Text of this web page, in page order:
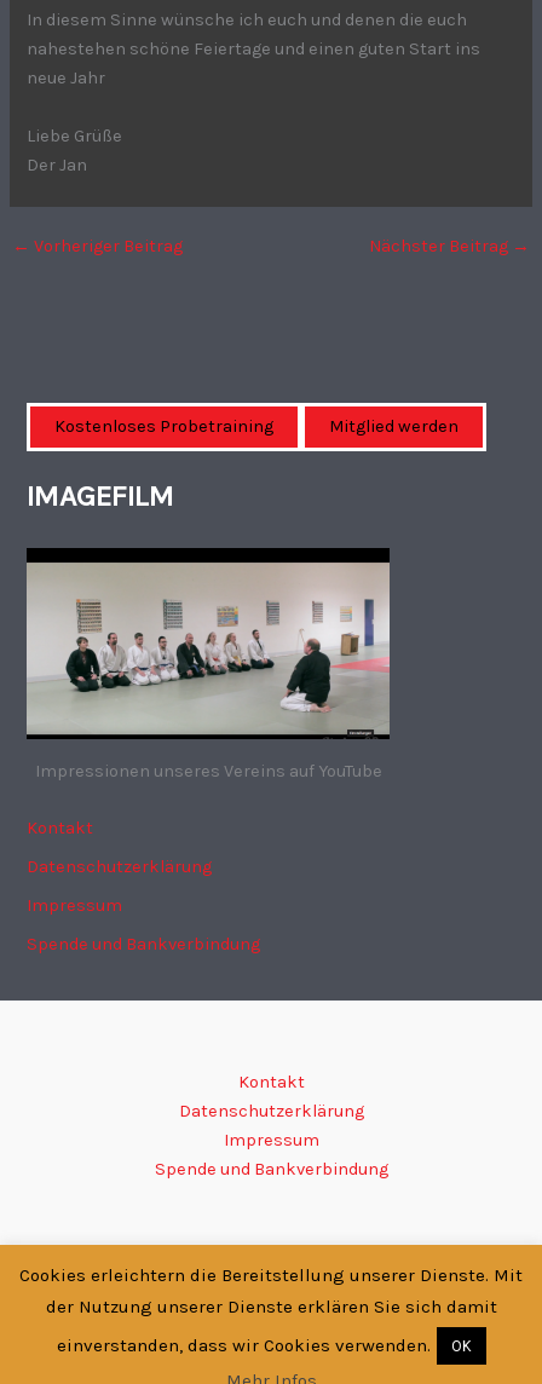
In diesem Sinne wünsche ich euch und denen die euch
nahestehen schöne Feiertage und einen guten Start ins
neue Jahr
Liebe Grüße
Der Jan
← Vorheriger Beitrag Nächster Beitrag →
Kostenloses Probetraining Mitglied werden
IMAGEFILM
Impressionen unseres Vereins auf YouTube
Kontakt
Datenschutzerklärung
Impressum
Spende und Bankverbindung
Kontakt
Datenschutzerklärung
Impressum
Spende und Bankverbindung
Copyright © 2026 SC-KODOKAN e.V. | Präsentiert vonAstra-
Cookies erleichtern die Bereitstellung unserer Dienste. Mit
der Nutzung unserer Dienste erklären Sie sich damit
einverstanden, dass wir Cookies verwenden.
OK